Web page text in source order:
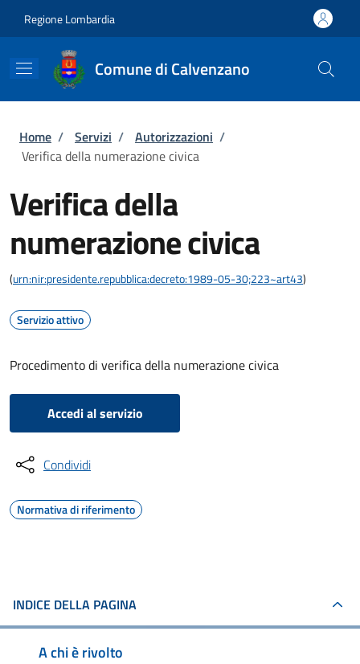
Regione Lombardia
Comune di Calvenzano
Briciole di pane
Home / Servizi / Autorizzazioni /
Verifica della numerazione civica
Verifica della
numerazione civica
(urn:nir:presidente.repubblica:decreto:1989-05-30;223~art43)
Servizio attivo
Procedimento di verifica della numerazione civica
Accedi al servizio
Condividi
Normativa di riferimento
INDICE DELLA PAGINA
A chi è rivolto